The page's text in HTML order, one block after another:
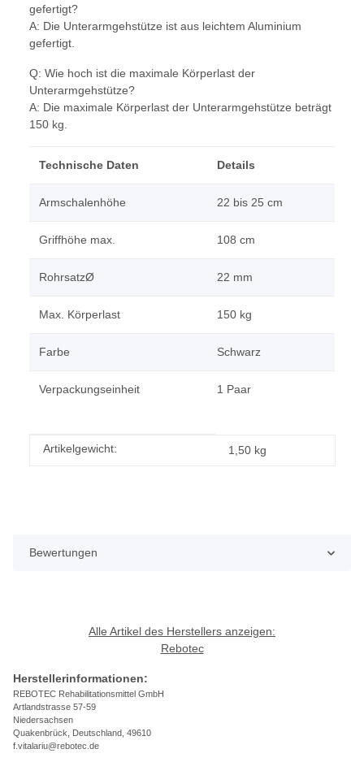
gefertigt?
A: Die Unterarmgehstütze ist aus leichtem Aluminium
gefertigt.
Q: Wie hoch ist die maximale Körperlast der
Unterarmgehstütze?
A: Die maximale Körperlast der Unterarmgehstütze beträgt
150 kg.
Technische Daten Details
Armschalenhöhe 22 bis 25 cm
Griffhöhe max. 108 cm
RohrsatzØ 22 mm
Max. Körperlast 150 kg
Farbe Schwarz
Verpackungseinheit 1 Paar
Produkteigenschaft
Wert
Artikelgewicht: 1,50 kg
Bewertungen
Alle Artikel des Herstellers anzeigen:
Rebotec
Herstellerinformationen:
REBOTEC Rehabilitationsmittel GmbH
Artlandstrasse 57-59
Niedersachsen
Quakenbrück, Deutschland, 49610
f.vitalariu@rebotec.de